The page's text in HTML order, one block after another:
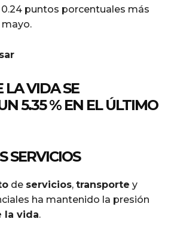
0.24 puntos porcentuales más
mayo.
LA VIDA SE
5.35 % EN EL ÚLTIMO
SERVICIOS
de servicios, transporte y
ha mantenido la presión
la vida.